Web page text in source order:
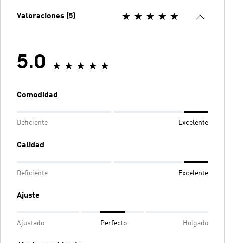
Valoraciones (5)
5.0
Comodidad
Deficiente Excelente
Calidad
Deficiente Excelente
Ajuste
Ajustado Perfecto Holgado